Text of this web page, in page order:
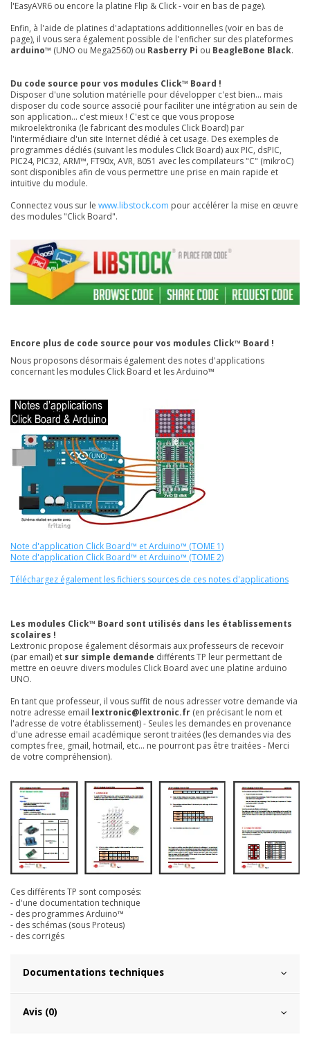
l'EasyAVR6 ou encore la platine Flip & Click - voir en bas de page).
Enfin, à l'aide de platines d'adaptations additionnelles (voir en bas de
page), il vous sera également possible de l'enficher sur des plateformes
arduino™ (UNO ou Mega2560) ou Rasberry Pi ou BeagleBone Black.
Du code source pour vos modules Click™ Board !
Disposer d'une solution matérielle pour développer c'est bien... mais
disposer du code source associé pour faciliter une intégration au sein de
son application... c'est mieux ! C'est ce que vous propose
mikroelektronika (le fabricant des modules Click Board) par
l'intermédiaire d'un site Internet dédié à cet usage. Des exemples de
programmes dédiés (suivant les modules Click Board) aux PIC, dsPIC,
PIC24, PIC32, ARM™, FT90x, AVR, 8051 avec les compilateurs "C" (mikroC)
sont disponibles afin de vous permettre une prise en main rapide et
intuitive du module.
Connectez vous sur le www.libstock.com pour accélérer la mise en œuvre
des modules "Click Board".
Encore plus de code source pour vos modules Click™ Board !
Nous proposons désormais également des notes d'applications
concernant les modules Click Board et les Arduino™
Note d'application Click Board™ et Arduino™ (TOME 1)
Note d'application Click Board™ et Arduino™ (TOME 2)
Téléchargez également les fichiers sources de ces notes d'applications
Les modules Click™ Board sont utilisés dans les établissements
scolaires !
Lextronic propose également désormais aux professeurs de recevoir
(par email) et sur simple demande différents TP leur permettant de
mettre en oeuvre divers modules Click Board avec une platine arduino
UNO.
En tant que professeur, il vous suffit de nous adresser votre demande via
notre adresse email lextronic@lextronic.fr (en précisant le nom et
l'adresse de votre établissement) - Seules les demandes en provenance
d'une adresse email académique seront traitées (les demandes via des
comptes free, gmail, hotmail, etc... ne pourront pas être traitées - Merci
de votre compréhension).
Ces différents TP sont composés:
- d'une documentation technique
- des programmes Arduino™
- des schémas (sous Proteus)
- des corrigés
Documentations techniques
Avis (0)